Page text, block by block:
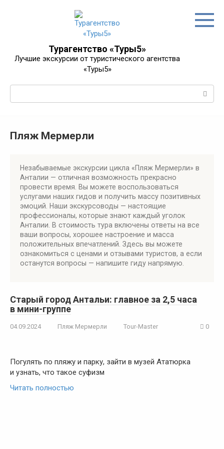
Турагентство «Туры5»
Лучшие экскурсии от туристического агентства
«Туры5»
Пляж Мермерли
Незабываемые экскурсии цикла «Пляж Мермерли» в
Анталии — отличная возможность прекрасно
провести время. Вы можете воспользоваться
услугами наших гидов и получить массу позитивных
эмоций. Наши экскурсоводы — настоящие
профессионалы, которые знают каждый уголок
Анталии. В стоимость тура включены ответы на все
ваши вопросы, хорошее настроение и масса
положительных впечатлений. Здесь вы можете
ознакомиться с ценами и отзывами туристов, а если
останутся вопросы — напишите гиду напрямую.
Старый город Антальи: главное за 2,5 часа
в мини-группе
04.09.2024 Пляж Мермерли Tour-Master 0
Погулять по пляжу и парку, зайти в музей Ататюрка
и узнать, что такое суфизм
Читать полностью